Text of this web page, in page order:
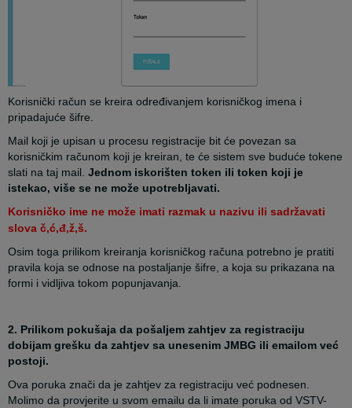
Korisnički račun se kreira određivanjem korisničkog imena i
pripadajuće šifre.
Mail koji je upisan u procesu registracije bit će povezan sa
korisničkim računom koji je kreiran, te će sistem sve buduće tokene
slati na taj mail.Jednom iskorišten token ili token koji je
istekao, više se ne može upotrebljavati.
Korisničko ime ne može imati razmak u nazivu ili sadržavati
slova č,ć,đ,ž,š.
Osim toga prilikom kreiranja korisničkog računa potrebno je pratiti
pravila koja se odnose na postaljanje šifre, a koja su prikazana na
formi i vidljiva tokom popunjavanja.
2. Prilikom pokušaja da pošaljem zahtjev za registraciju
dobijam grešku da zahtjev sa unesenim JMBG ili emailom već
postoji.
Ova poruka znači da je zahtjev za registraciju već podnesen.
Molimo da provjerite u svom emailu da li imate poruka od VSTV-